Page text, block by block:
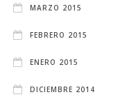
MARZO 2015
FEBRERO 2015
ENERO 2015
DICIEMBRE 2014